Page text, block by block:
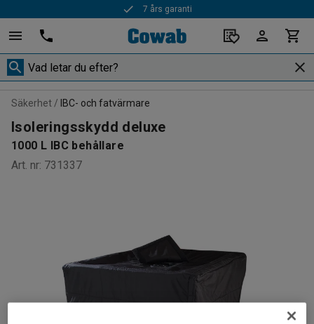
7 års garanti
Säkerhet IBC- och fatvärmare
Isoleringsskydd deluxe
1000 L IBC behållare
Art. nr: 731337